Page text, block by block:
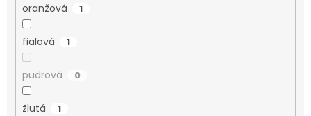
oranžová 1
fialová 1
pudrová 0
žlutá 1